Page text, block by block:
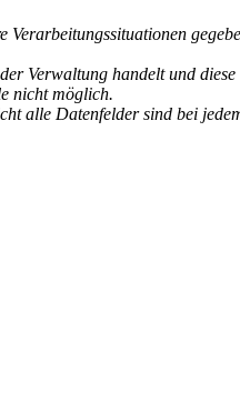
Verwaltung handelt und
nicht möglich.
alle Datenfelder sind bei